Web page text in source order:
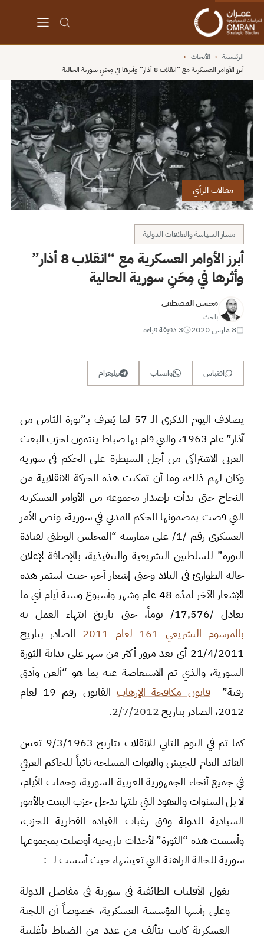
الرئيسية › الأبحاث ›
أبرز الأوامر العسكرية مع “انقلاب 8 أذار” وأثرها في مِحَنِ سورية الحالية
مقالات الرأي
مسار السياسة والعلاقات الدولية
أبرز الأوامر العسكرية مع “انقلاب 8 أذار”
وأثرها في مِحَنِ سورية الحالية
محسن المصطفى
باحث
8 مارس 2020 3 دقيقة قراءة
اقتباس واتساب تيليغرام
يصادف اليوم الذكرى الـ 57 لما يُعرف بـ”ثورة الثامن من
آذار” عام 1963، والتي قام بها ضباط ينتمون لحزب البعث
العربي الاشتراكي من أجل السيطرة على الحكم في سورية
وكان لهم ذلك، وما أن تمكنت هذه الحركة الانقلابية من
النجاح حتى بدأت بإصدار مجموعة من الأوامر العسكرية
التي قضت بمضمونها الحكم المدني في سورية، ونص الأمر
العسكري رقم /1/ على ممارسة “المجلس الوطني لقيادة
الثورة” للسلطتين التشريعية والتنفيذية، بالإضافة لإعلان
حالة الطوارئ في البلاد وحتى إشعار آخر، حيث استمر هذه
الإشعار الآخر لمدّة 48 عام وشهر وأسبوع وستة أيام أي ما
يعادل /17,576/ يوماً، حتى تاريخ انتهاء العمل به
بالمرسوم التشريعي 161 لعام 2011
الصادر بتاريخ
21/4/2011 أي بعد مرور أكثر من شهر على بداية الثورة
السورية، والذي تم الاستعاضة عنه بما هو “ألعن وأدق
رقبة”
قانون مكافحة الإرهاب
القانون رقم 19 لعام
2012، الصادر بتاريخ
2/7/2012.
كما تم في اليوم الثاني للانقلاب بتاريخ 9/3/1963 تعيين
القائد العام للجيش والقوات المسلحة نائباً للحاكم العرفي
في جميع أنحاء الجمهورية العربية السورية، وحملت الأيام،
لا بل السنوات والعقود التي تلتها تدخل حزب البعث بالأمور
السيادية للدولة وفق رغبات القيادة القطرية للحزب،
وأسست هذه “الثورة” لأحداث تاريخية أوصلت بمجموعها
سورية للحالة الراهنة التي تعيشها، حيث أسست لــــ :
تغول الأقليات الطائفية في سورية في مفاصل الدولة
وعلى رأسها المؤسسة العسكرية، خصوصاً أن اللجنة
العسكرية كانت تتألف من عدد من الضباط بأغلبية